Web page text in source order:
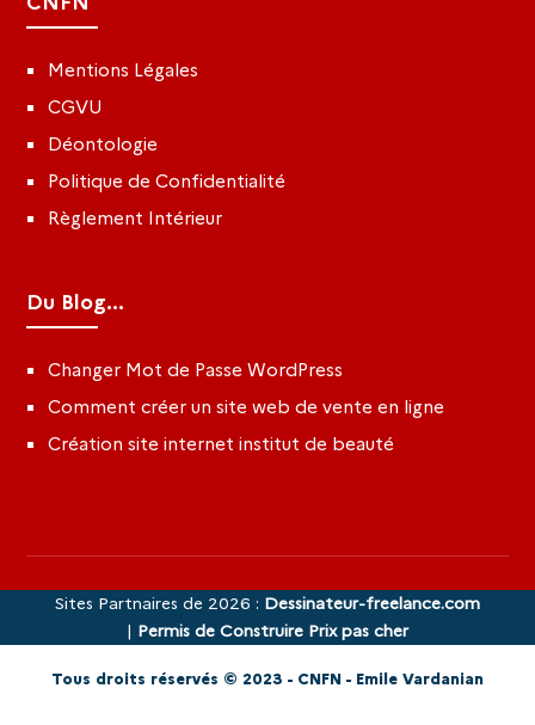
Mentions Légales
CGVU
Déontologie
Politique de Confidentialité
Règlement Intérieur
Du Blog...
Changer Mot de Passe WordPress
Comment créer un site web de vente en ligne
Création site internet institut de beauté
Sites Partnaires de 2026 : Dessinateur-freelance.com
| Permis de Construire Prix pas cher
Tous droits réservés © 2023 - CNFN - Emile Vardanian